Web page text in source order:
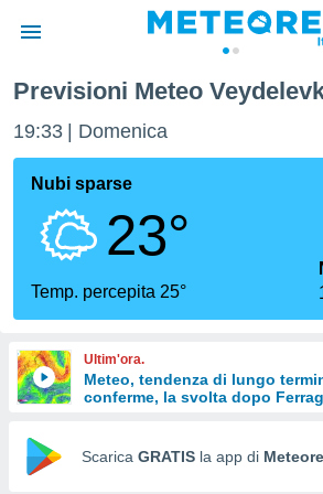
di
per
le
di
Web
Previsioni Meteo
19:33 Domenica
Nubi sparse
23°
Temp. percepita 25°
Ultim'ora.
Meteo, tendenza di lungo
conferme, la svolta dopo
Scarica GRATIS la app di